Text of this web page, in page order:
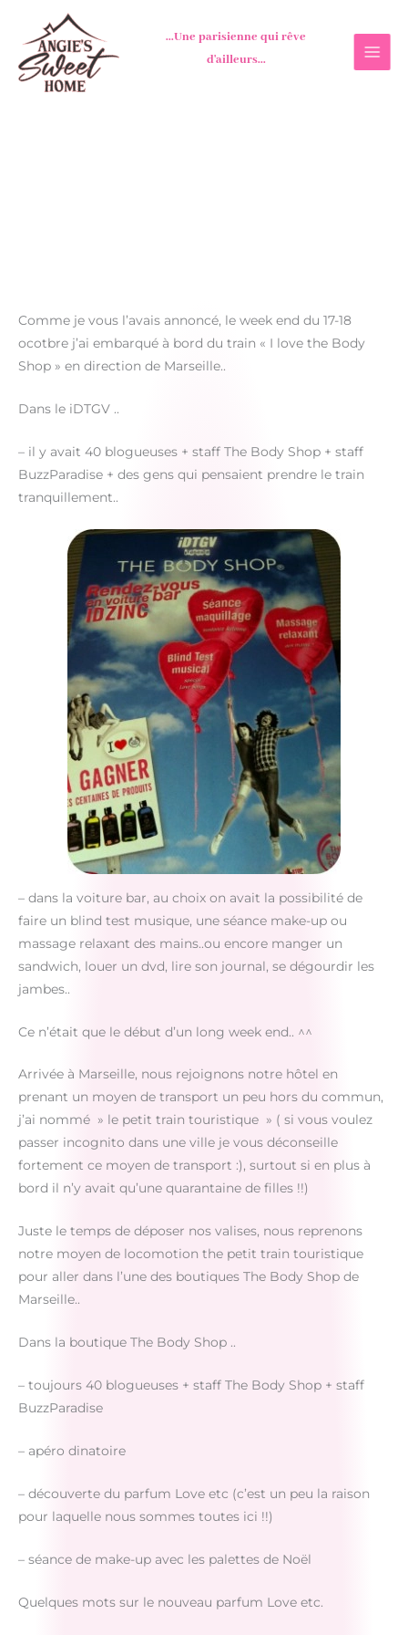
contenu
...Une parisienne qui rêve
d'ailleurs...
Comme je vous l’avais annoncé, le week end du 17-18
ocotbre j’ai embarqué à bord du train « I love the Body
Shop » en direction de Marseille..
Dans le iDTGV ..
– il y avait 40 blogueuses + staff The Body Shop + staff
BuzzParadise + des gens qui pensaient prendre le train
tranquillement..
– dans la voiture bar, au choix on avait la possibilité de
faire un blind test musique, une séance make-up ou
massage relaxant des mains..ou encore manger un
sandwich, louer un dvd, lire son journal, se dégourdir les
jambes..
Ce n’était que le début d’un long week end.. ^^
Arrivée à Marseille, nous rejoignons notre hôtel en
prenant un moyen de transport un peu hors du commun,
j’ai nommé » le petit train touristique » ( si vous voulez
passer incognito dans une ville je vous déconseille
fortement ce moyen de transport :), surtout si en plus à
bord il n’y avait qu’une quarantaine de filles !!)
Juste le temps de déposer nos valises, nous reprenons
notre moyen de locomotion the petit train touristique
pour aller dans l’une des boutiques The Body Shop de
Marseille..
Dans la boutique The Body Shop ..
– toujours 40 blogueuses + staff The Body Shop + staff
BuzzParadise
– apéro dinatoire
– découverte du parfum Love etc (c’est un peu la raison
pour laquelle nous sommes toutes ici !!)
– séance de make-up avec les palettes de Noël
Quelques mots sur le nouveau parfum Love etc.